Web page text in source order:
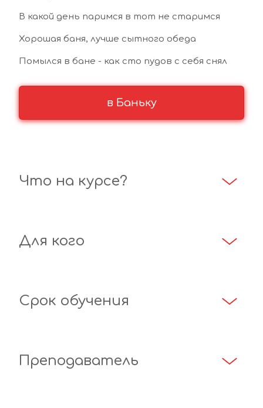
В какой день паримся в тот не старимся
Хорошая баня, лучше сытного обеда
Помылся в бане - как сто пудов с себя снял
в Баньку
Что на курсе?
Для кого
Срок обучения
Преподаватель